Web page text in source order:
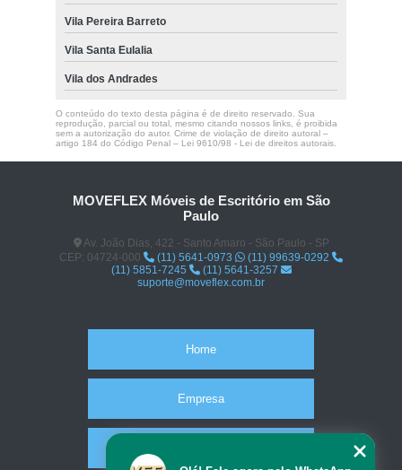
Vila Pereira Barreto
Vila Santa Eulalia
Vila dos Andrades
O conteúdo do texto desta página é de direito reservado. Sua
reprodução, parcial ou total, mesmo citando nossos links, é proibida
sem a autorização do autor. Crime de violação de direito autoral –
artigo 184 do Código Penal – Lei 9610/98 - Lei de direitos autorais.
MOVEFLEX Móveis de Escritório em São
Paulo
Av. João Dias, 422 - Santo Amaro - São Paulo - SP
CEP: 04724-000
(11) 5641-0973
(11) 99639-0292
(11) 5851-7245
(11) 5641-3257
suporte@moveflex.com.br
Home
Empresa